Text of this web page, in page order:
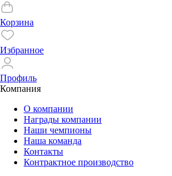
Корзина
Избранное
Профиль
Компания
О компании
Награды компании
Наши чемпионы
Наша команда
Контакты
Контрактное производство